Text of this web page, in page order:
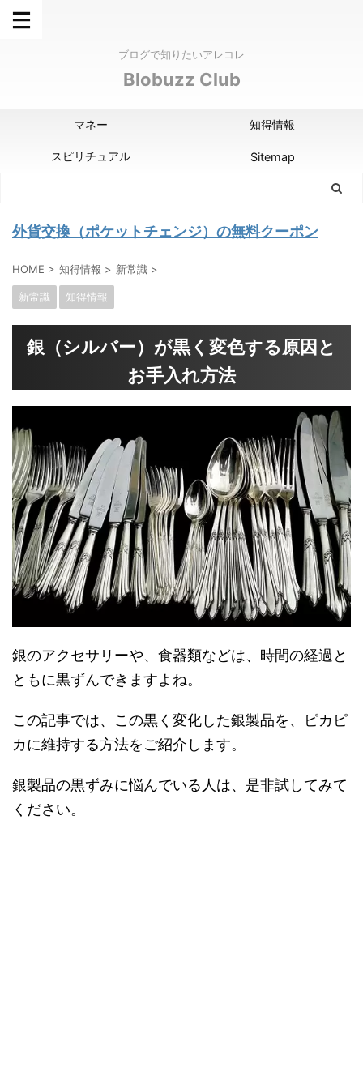
ブログで知りたいアレコレ
Blobuzz Club
マネー 知得情報
スピリチュアル Sitemap
外貨交換（ポケットチェンジ）の無料クーポン
HOME > 知得情報 > 新常識 >
新常識 知得情報
銀（シルバー）が黒く変色する原因と
お手入れ方法
銀のアクセサリーや、食器類などは、時間の経過と
ともに黒ずんできますよね。
この記事では、この黒く変化した銀製品を、ピカピ
カに維持する方法をご紹介します。
銀製品の黒ずみに悩んでいる人は、是非試してみて
ください。